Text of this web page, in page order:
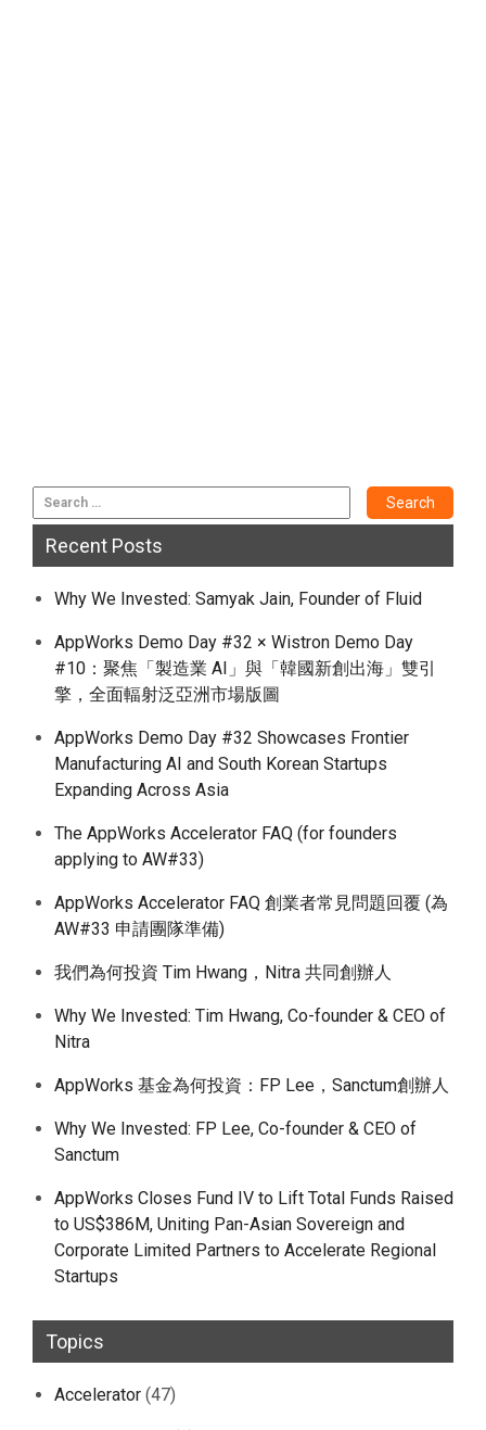
Recent Posts
Why We Invested: Samyak Jain, Founder of Fluid
AppWorks Demo Day #32 × Wistron Demo Day
#10：聚焦「製造業 AI」與「韓國新創出海」雙引
擎，全面輻射泛亞洲市場版圖
AppWorks Demo Day #32 Showcases Frontier
Manufacturing AI and South Korean Startups
Expanding Across Asia
The AppWorks Accelerator FAQ (for founders
applying to AW#33)
AppWorks Accelerator FAQ 創業者常見問題回覆 (為
AW#33 申請團隊準備)
我們為何投資 Tim Hwang，Nitra 共同創辦人
Why We Invested: Tim Hwang, Co-founder & CEO of
Nitra
AppWorks 基金為何投資：FP Lee，Sanctum創辦人
Why We Invested: FP Lee, Co-founder & CEO of
Sanctum
AppWorks Closes Fund IV to Lift Total Funds Raised
to US$386M, Uniting Pan-Asian Sovereign and
Corporate Limited Partners to Accelerate Regional
Startups
Topics
Accelerator (47)